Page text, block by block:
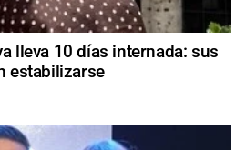
lleva 10 días internada: sus
estabilizarse